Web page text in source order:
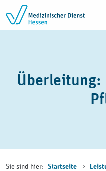
Zum Inhalt springen
Überleitung:
Sie sind hier: Startseite